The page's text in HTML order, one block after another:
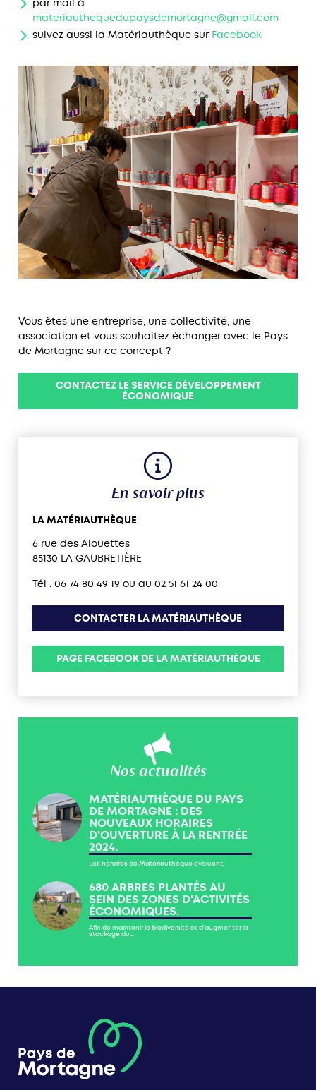
par mail à
materiauthequedupaysdemortagne@gmail.com
suivez aussi la Matériauthèque sur Facebook
Vous êtes une entreprise, une collectivité, une
association et vous souhaitez échanger avec le Pays
de Mortagne sur ce concept ?
CONTACTEZ LE SERVICE DÉVELOPPEMENT
ÉCONOMIQUE
En savoir plus
LA MATÉRIAUTHÈQUE
6 rue des Alouettes
85130 LA GAUBRETIÈRE
Tél : 06 74 80 49 19 ou au 02 51 61 24 00
CONTACTER LA MATÉRIAUTHÈQUE
PAGE FACEBOOK DE LA MATÉRIAUTHÈQUE
Nos actualités
MATÉRIAUTHÈQUE DU PAYS
DE MORTAGNE : DES
NOUVEAUX HORAIRES
D'OUVERTURE À LA RENTRÉE
2024.
Les horaires de Matériauthèque évoluent.
680 ARBRES PLANTÉS AU
SEIN DES ZONES D'ACTIVITÉS
ÉCONOMIQUES.
Afin de maintenir la biodiversité et d’augmenter le
stockage du…